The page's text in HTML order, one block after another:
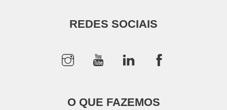
REDES SOCIAIS
O QUE FAZEMOS